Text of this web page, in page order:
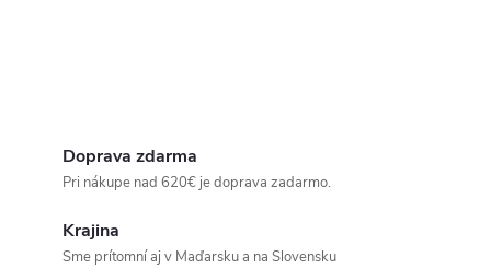
Doprava zdarma
Pri nákupe nad 620€ je doprava zadarmo.
Krajina
Sme prítomní aj v Maďarsku a na Slovensku